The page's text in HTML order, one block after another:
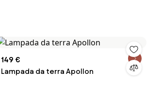
149 €
Lampada da terra Apollon